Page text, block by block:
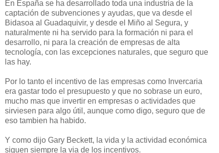
En España se ha desarrollado toda una industria de la
captación de subvenciones y ayudas, que va desde el
Bidasoa al Guadaquivir, y desde el Miño al Segura, y
naturalmente ni ha servido para la formación ni para el
desarrollo, ni para la creación de empresas de alta
tecnología, con las excepciones naturales, que seguro que
las hay.
Por lo tanto el incentivo de las empresas como Invercaria
era gastar todo el presupuesto y que no sobrase un euro,
mucho mas que invertir en empresas o actividades que
sirviesen para algo útil, aunque como digo, seguro que de
eso tambien ha habido.
Y como dijo Gary Beckett, la vida y la actividad económica
siguen siempre la via de los incentivos.